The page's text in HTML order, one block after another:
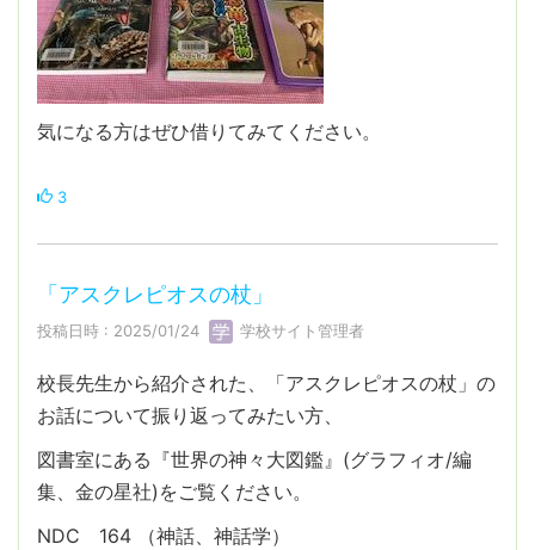
気になる方はぜひ借りてみてください。
3
「アスクレピオスの杖」
投稿日時 : 2025/01/24 学校サイト管理者
校長先生から紹介された、「アスクレピオスの杖」の
お話について振り返ってみたい方、
図書室にある『世界の神々大図鑑』(グラフィオ/編
集、金の星社)をご覧ください。
NDC 164 （神話、神話学）